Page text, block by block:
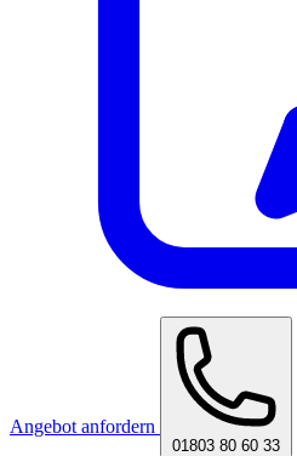
Angebot anfordern
01803 80 60 33